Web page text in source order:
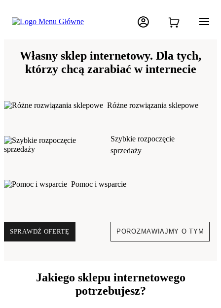
Własny sklep internetowy. Dla tych,
którzy chcą zarabiać w internecie
Różne rozwiązania sklepowe
Szybkie rozpoczęcie
sprzedaży
Pomoc i wsparcie
SPRAWDŹ OFERTĘ POROZMAWIAJMY O TYM
Jakiego sklepu internetowego
potrzebujesz?